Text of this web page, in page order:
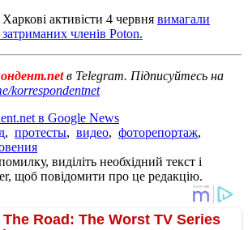
активісти 4 червня вимагали
затриманих членів Poton.
в Telegram. Підписуйтесь на
korrespondentnet
в Google News
, протесты, видео, фоторепортаж,
виділіть необхідний текст і
щоб повідомити про це редакцію.